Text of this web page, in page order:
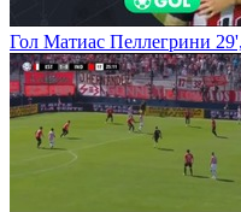
Гол Матиас Пеллегрини